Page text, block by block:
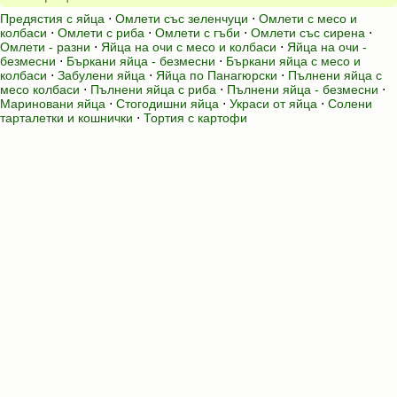
Предястия с яйца ⋅ Омлети със зеленчуци ⋅ Омлети с месо и
колбаси ⋅ Омлети с риба ⋅ Омлети с гъби ⋅ Омлети със сирена ⋅
Омлети - разни ⋅ Яйца на очи с месо и колбаси ⋅ Яйца на очи -
безмесни ⋅ Бъркани яйца - безмесни ⋅ Бъркани яйца с месо и
колбаси ⋅ Забулени яйца ⋅ Яйца по Панагюрски ⋅ Пълнени яйца с
месо колбаси ⋅ Пълнени яйца с риба ⋅ Пълнени яйца - безмесни ⋅
Мариновани яйца ⋅ Стогодишни яйца ⋅ Украси от яйца ⋅ Солени
тарталетки и кошнички ⋅ Тортия с картофи